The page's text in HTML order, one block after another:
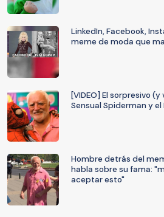
LinkedIn, Facebook,
meme de moda que
[VIDEO] El sorpresivo
Sensual Spiderman y
Hombre detrás del
habla sobre su fama:
aceptar esto"